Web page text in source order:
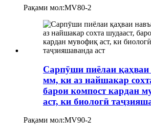
Рақами мол:MV80-2
Сарпӯши пиёлаи қаҳваи
мм, ки аз найшакар
барои компост кардан
аст, ки биологӣ
Рақами мол:MV90-2